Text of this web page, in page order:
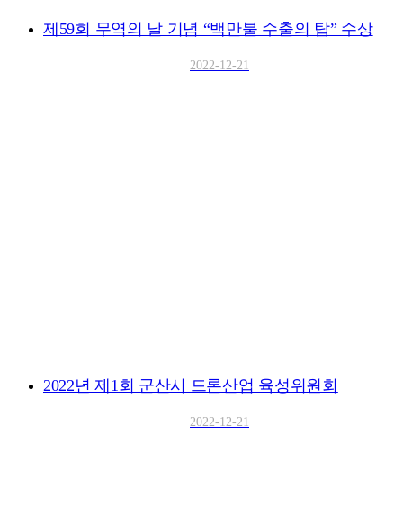
제59회 무역의 날 기념 “백만불 수출의 탑” 수상
2022-12-21
2022년 제1회 군산시 드론산업 육성위원회
2022-12-21